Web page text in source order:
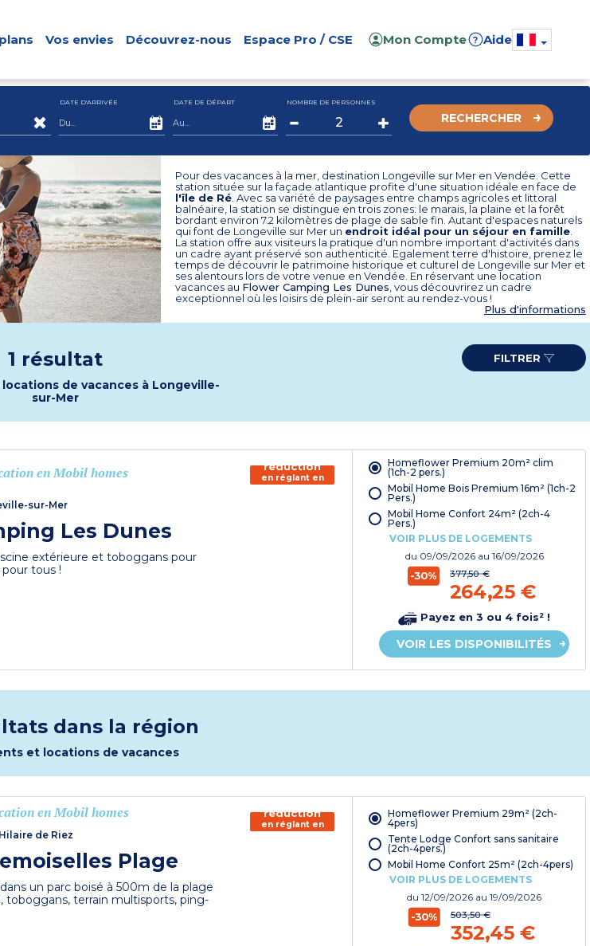
Vos envies Découvrez-nous Espace Pro / CSE Mon Compte ? Aide
DATE D'ARRIVÉE DATE DE DÉPART NOMBRE DE PERSONNES
RECHERCHER
Pour des vacances à la mer, destination Longeville sur Mer en Vendée. Cette
station située sur la façade atlantique profite d'une situation idéale en face de
l'île de Ré . Avec sa variété de paysages entre champs agricoles et littoral
balnéaire, la station se distingue en trois zones: le marais, la plaine et la forêt
bordant environ 7.2 kilomètres de plage de sable fin. Autant d'espaces naturels
qui font de Longeville sur Mer un endroit idéal pour un séjour en famille
La station offre aux visiteurs la pratique d'un nombre important d'activités dans
un cadre ayant préservé son authenticité. Egalement terre d'histoire, prenez le
temps de découvrir le patrimoine historique et culturel de Longeville sur Mer et
ses alentours lors de votre venue en Vendée. En réservant une location
vacances au Flower Camping Les Dunes , vous découvrirez un cadre
exceptionnel où les loisirs de plein-air seront au rendez-vous !
Plus d'informations
1 résultat
de vacances à Longeville-
sur-Mer
FILTRER
en Mobil homes
sur-Mer
Les Dunes
extérieure et toboggans pour
pour tous !
150€ de
réduction
en réglant en
chèque
Homeflower Premium 20m² clim
(1ch-2 pers.)
Mobil Home Bois Premium 16m² (1ch-2
Pers.)
Mobil Home Confort 24m² (2ch-4
Pers.)
VOIR PLUS DE LOGEMENTS
du 09/09/2026 au 16/09/2026
-30% 377,50 €
264,25 €
Payez en 3 ou 4 fois² !
VOIR LES DISPONIBILITÉS
dans la région
et locations de vacances
en Mobil homes
de Riez
Plage
un parc boisé à 500m de la plage
toboggans, terrain multisports, ping-
150€ de
réduction
en réglant en
chèque
Homeflower Premium 29m² (2ch-
4pers)
Tente Lodge Confort sans sanitaire
(2ch-4pers.)
Mobil Home Confort 25m² (2ch-4pers)
VOIR PLUS DE LOGEMENTS
du12/09/2026 au 19/09/2026
-30% 503,50 €
352,45 €